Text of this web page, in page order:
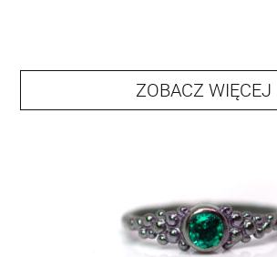
ZOBACZ WIĘCEJ